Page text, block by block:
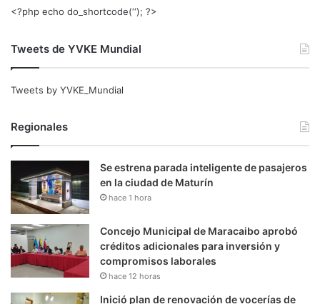
<?php echo do_shortcode(‘‘); ?>
Tweets de YVKE Mundial
Tweets by YVKE_Mundial
Regionales
Se estrena parada inteligente de pasajeros
en la ciudad de Maturín
hace 1 hora
Concejo Municipal de Maracaibo aprobó
créditos adicionales para inversión y
compromisos laborales
hace 12 horas
Inició plan de renovación de vocerías de